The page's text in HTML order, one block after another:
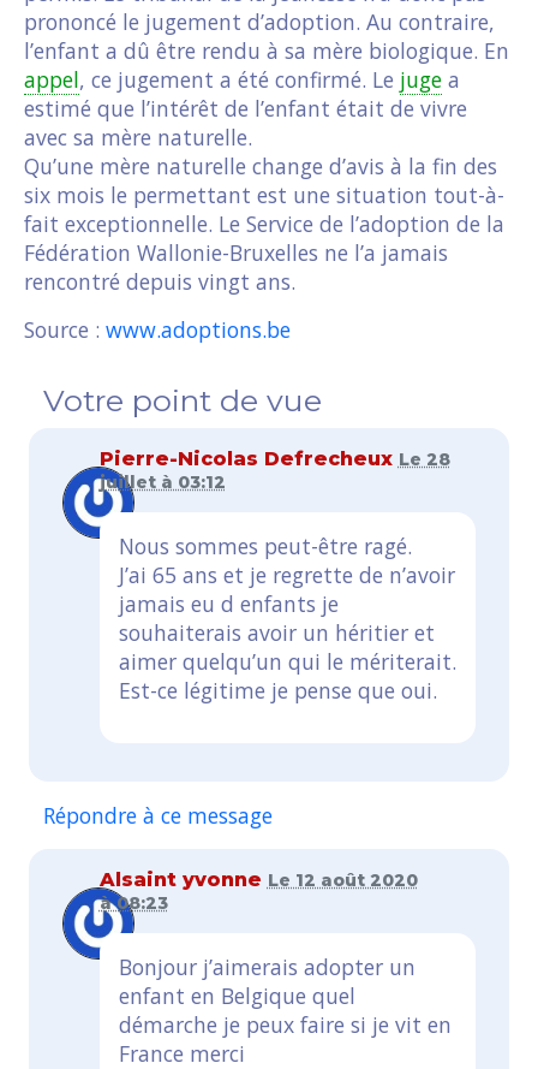
prononcé le jugement d’adoption. Au contraire,
l’enfant a dû être rendu à sa mère biologique. En
appel, ce jugement a été confirmé. Le juge a
estimé que l’intérêt de l’enfant était de vivre
avec sa mère naturelle.
Qu’une mère naturelle change d’avis à la fin des
six mois le permettant est une situation tout-à-
fait exceptionnelle. Le Service de l’adoption de la
Fédération Wallonie-Bruxelles ne l’a jamais
rencontré depuis vingt ans.
Source : www.adoptions.be
Votre point de vue
Pierre-Nicolas Defrecheux Le 28
juillet à 03:12
Nous sommes peut-être ragé.
J’ai 65 ans et je regrette de n’avoir
jamais eu d enfants je
souhaiterais avoir un héritier et
aimer quelqu’un qui le mériterait.
Est-ce légitime je pense que oui.
Répondre à ce message
Alsaint yvonne Le 12 août 2020
à 08:23
Bonjour j’aimerais adopter un
enfant en Belgique quel
démarche je peux faire si je vit en
France merci